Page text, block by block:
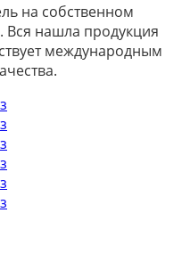
на собственном
Вся нашла продукция
международным